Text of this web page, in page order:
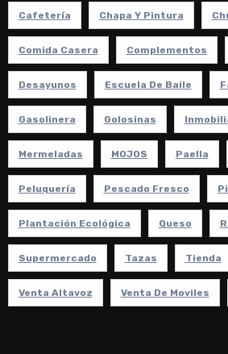
Cafetería Chapa Y Pintura
Comida Casera Complementos
Desayunos Escuela De Baile
Gasolinera Golosinas
Mermeladas MOJOS Paella
Peluquería Pescado Fresco
Plantación Ecológica Queso
Supermercado Tazas Tienda
Venta Altavoz Venta De Moviles